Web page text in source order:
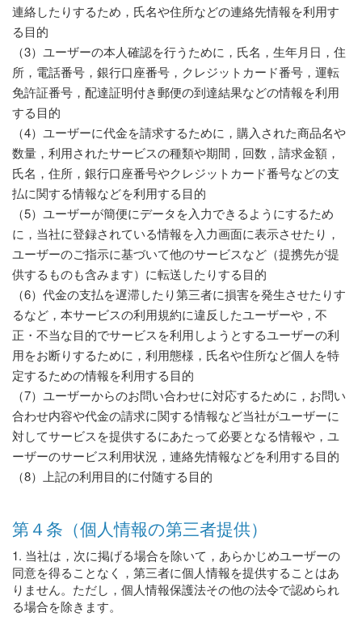
連絡したりするため，氏名や住所などの連絡先情報を利用す
る目的
（3）ユーザーの本人確認を行うために，氏名，生年月日，住
所，電話番号，銀行口座番号，クレジットカード番号，運転
免許証番号，配達証明付き郵便の到達結果などの情報を利用
する目的
（4）ユーザーに代金を請求するために，購入された商品名や
数量，利用されたサービスの種類や期間，回数，請求金額，
氏名，住所，銀行口座番号やクレジットカード番号などの支
払に関する情報などを利用する目的
（5）ユーザーが簡便にデータを入力できるようにするため
に，当社に登録されている情報を入力画面に表示させたり，
ユーザーのご指示に基づいて他のサービスなど（提携先が提
供するものも含みます）に転送したりする目的
（6）代金の支払を遅滞したり第三者に損害を発生させたりす
るなど，本サービスの利用規約に違反したユーザーや，不
正・不当な目的でサービスを利用しようとするユーザーの利
用をお断りするために，利用態様，氏名や住所など個人を特
定するための情報を利用する目的
（7）ユーザーからのお問い合わせに対応するために，お問い
合わせ内容や代金の請求に関する情報など当社がユーザーに
対してサービスを提供するにあたって必要となる情報や，ユ
ーザーのサービス利用状況，連絡先情報などを利用する目的
（8）上記の利用目的に付随する目的
第４条（個人情報の第三者提供）
1. 当社は，次に掲げる場合を除いて，あらかじめユーザーの
同意を得ることなく，第三者に個人情報を提供することはあ
りません。ただし，個人情報保護法その他の法令で認められ
る場合を除きます。